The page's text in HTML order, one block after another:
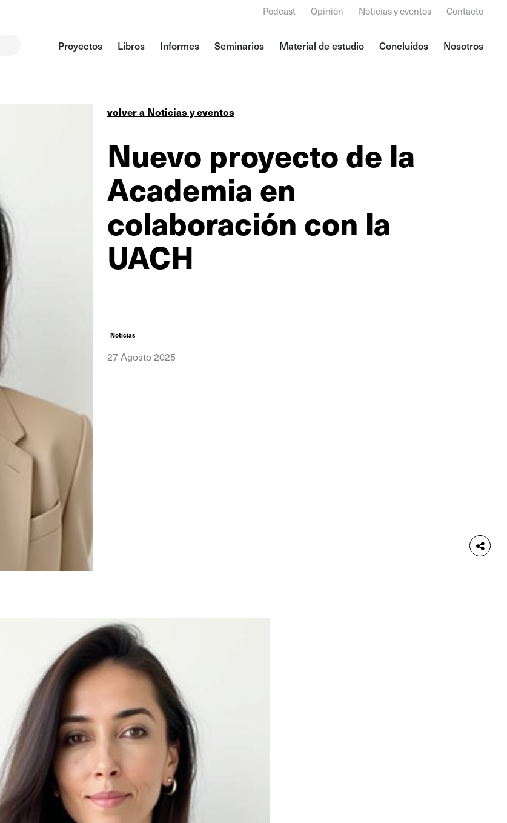
Podcast Opinión Noticias y eventos Contacto
Proyectos Libros Informes Seminarios Material de estudio Concluidos Nosotros
volver a Noticias y eventos
Nuevo proyecto de la
Academia en
colaboración con la
UACH
Noticias
27 Agosto 2025